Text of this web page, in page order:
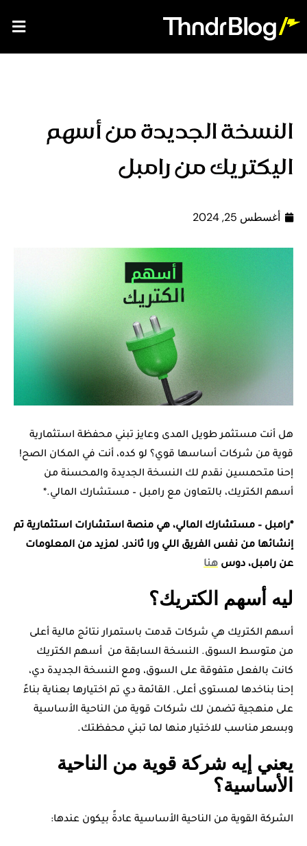
النسخة الجديدة من أسهم
اليكتريك من رامبل
أغسطس 25, 2024
هل أنت مستثمر طويل المدى وعايز تبني محفظة استثمارية
قوية من شركات أساسها قوي؟ لو كده، أنت في المكان الصح!
إحنا متحمسين نقدم لك النسخة الجديدة والمحسنة من
أسهم الكتريك، بالتعاون مع رامبل – مستشارك المالي.*
*رامبل – مستشارك المالي، هي منصة استشارات استثمارية تم
إنشائها من نفس الفريق اللي ورا ثاندر. لمزيد من المعلومات
عن رامبل، دوس هنا
ليه أسهم الكتريك؟
أسهم الكتريك هي شركات قدمت باستمرار نتائج مالية أعلى
من متوسط السوق. النسخة السابقة من أسهم الكتريك
كانت بالفعل متفوقة على السوق، ومع النسخة الجديدة دي،
إحنا بناخدها لمستوى أعلى. القائمة دي تم اختيارها بعناية بناءً
على منهجية تضمن لك شركات قوية من الناحية الأساسية
وبسعر مناسب للاختيار منها لما تبني محفظتك.
يعني إيه شركة قوية من الناحية
الأساسية؟
الشركة القوية من الناحية الأساسية عادةً بيكون عندها: